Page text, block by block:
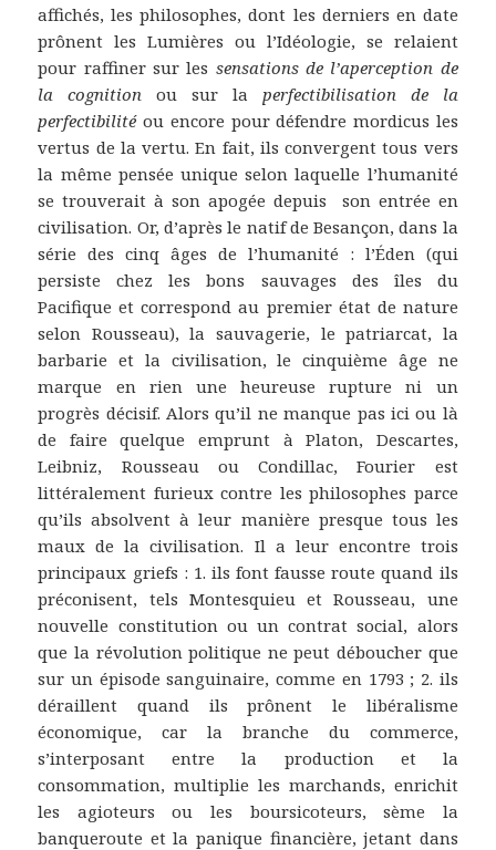
affichés, les philosophes, dont les derniers en date
prônent les Lumières ou l’Idéologie, se relaient
pour raffiner sur les sensations de l’aperception de
la cognition ou sur la perfectibilisation de la
perfectibilitéou encore pour défendre mordicus les
vertus de la vertu. En fait, ils convergent tous vers
la même pensée unique selon laquelle l’humanité
se trouverait à son apogée depuis son entrée en
civilisation. Or, d’après le natif de Besançon, dans la
série des cinq âges de l’humanité : l’Éden (qui
persiste chez les bons sauvages des îles du
Pacifique et correspond au premier état de nature
selon Rousseau), la sauvagerie, le patriarcat, la
barbarie et la civilisation, le cinquième âge ne
marque en rien une heureuse rupture ni un
progrès décisif. Alors qu’il ne manque pas ici ou là
de faire quelque emprunt à Platon, Descartes,
Leibniz, Rousseau ou Condillac, Fourier est
littéralement furieux contre les philosophes parce
qu’ils absolvent à leur manière presque tous les
maux de la civilisation. Il a leur encontre trois
principaux griefs : 1. ils font fausse route quand ils
préconisent, tels Montesquieu et Rousseau, une
nouvelle constitution ou un contrat social, alors
que la révolution politique ne peut déboucher que
sur un épisode sanguinaire, comme en 1793 ; 2. ils
déraillent quand ils prônent le libéralisme
économique, car la branche du commerce,
s’interposant entre la production et la
consommation, multiplie les marchands, enrichit
les agioteurs ou les boursicoteurs, sème la
banqueroute et la panique financière, jetant dans